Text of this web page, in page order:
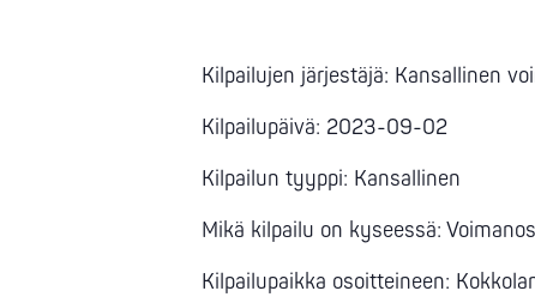
Kilpailujen järjestäjä: Kansallinen
Kilpailupäivä: 2023-09-02
Kilpailun tyyppi: Kansallinen
Mikä kilpailu on kyseessä:
Kilpailupaikka osoitteineen: